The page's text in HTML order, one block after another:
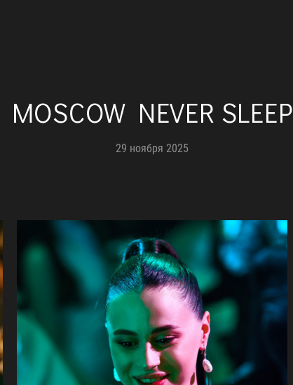
MOSCOW NEVER SLEEP
29 ноября 2025